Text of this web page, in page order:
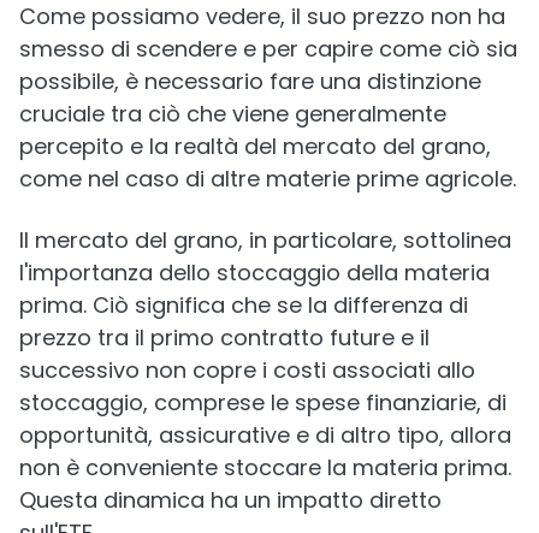
Come possiamo vedere, il suo prezzo non ha
smesso di scendere e per capire come ciò sia
possibile, è necessario fare una distinzione
cruciale tra ciò che viene generalmente
percepito e la realtà del mercato del grano,
come nel caso di altre materie prime agricole.
Il mercato del grano, in particolare, sottolinea
l'importanza dello stoccaggio della materia
prima. Ciò significa che se la differenza di
prezzo tra il primo contratto future e il
successivo non copre i costi associati allo
stoccaggio, comprese le spese finanziarie, di
opportunità, assicurative e di altro tipo, allora
non è conveniente stoccare la materia prima.
Questa dinamica ha un impatto diretto